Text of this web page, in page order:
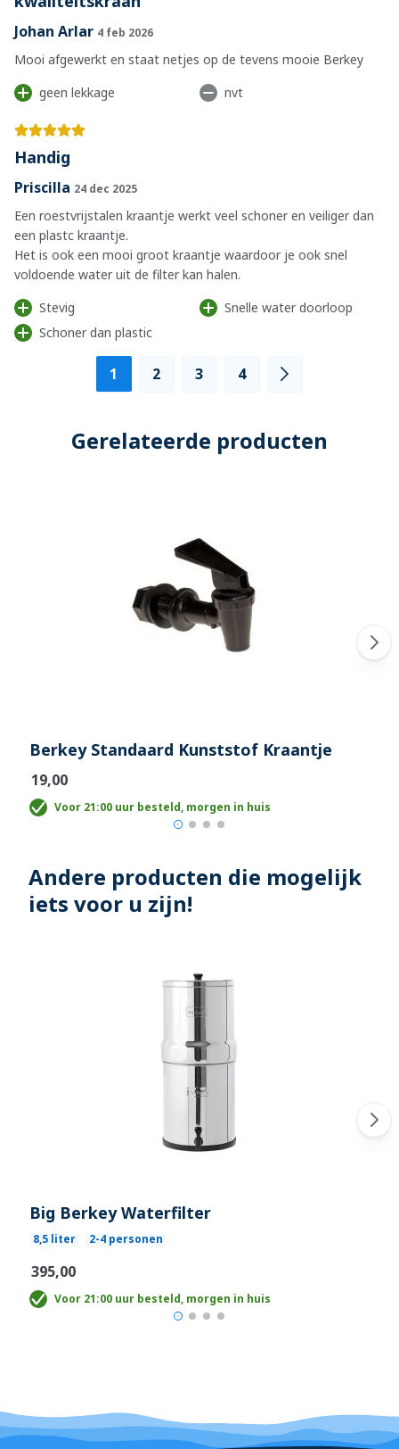
Johan Arlar 4 feb 2026
Mooi afgewerkt en staat netjes op de tevens mooie Berkey
geen lekkage
nvt
Handig
Priscilla 24 dec 2025
Een roestvrijstalen kraantje werkt veel schoner en veiliger dan
een plastc kraantje.
Het is ook een mooi groot kraantje waardoor je ook snel
voldoende water uit de filter kan halen.
Stevig
Snelle water doorloop
Schoner dan plastic
Pagina
U lees momenteel pagina
1 Pagina
2 Pagina
3 Pagina
4 Pagina
Gerelateerde producten
Berkey Standaard Kunststof Kraantje
€19,00
Voor 21:00 uur besteld, morgen in huis
Andere producten die mogelijk
iets voor u zijn!
Big Berkey Waterfilter
8,5 liter 2-4 personen
€395,00
Voor 21:00 uur besteld, morgen in huis